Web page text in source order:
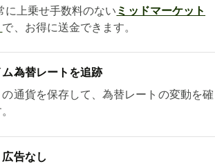
に上乗せ手数料のない ミッドマーケット
で、お得に送金できます。
ム為替レートを追跡
通貨を保存して、為替レートの変動を確
告なし